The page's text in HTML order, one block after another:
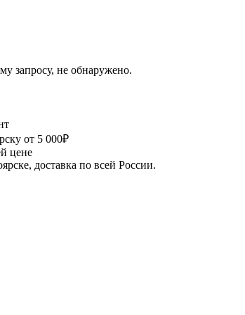
запросу, не обнаружено.
от 5 000₽
цене
доставка по всей России.